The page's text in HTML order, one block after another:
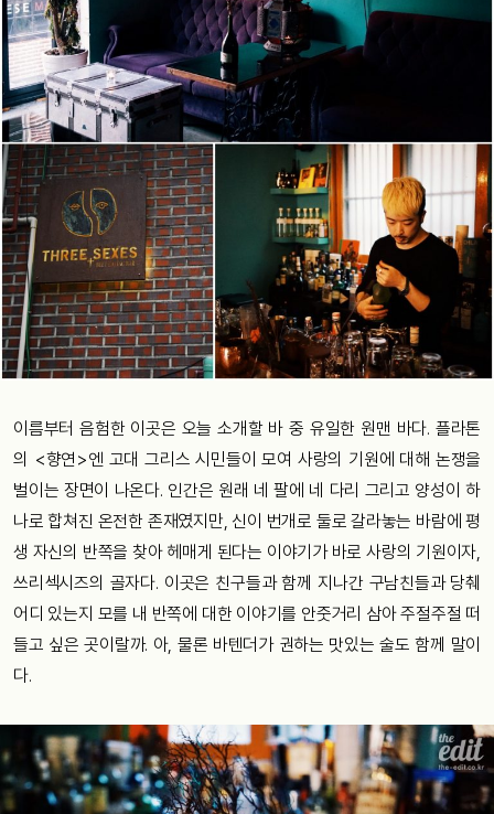
이름부터 음험한 이곳은 오늘 소개할 바 중 유일한 원맨 바다. 플라톤
의 <향연>엔 고대 그리스 시민들이 모여 사랑의 기원에 대해 논쟁을
벌이는 장면이 나온다. 인간은 원래 네 팔에 네 다리 그리고 양성이 하
나로 합쳐진 온전한 존재였지만, 신이 번개로 둘로 갈라놓는 바람에 평
생 자신의 반쪽을 찾아 헤매게 된다는 이야기가 바로 사랑의 기원이자,
쓰리섹시즈의 골자다. 이곳은 친구들과 함께 지나간 구남친들과 당췌
어디 있는지 모를 내 반쪽에 대한 이야기를 안줏거리 삼아 주절주절 떠
들고 싶은 곳이랄까. 아, 물론 바텐더가 권하는 맛있는 술도 함께 말이
다.